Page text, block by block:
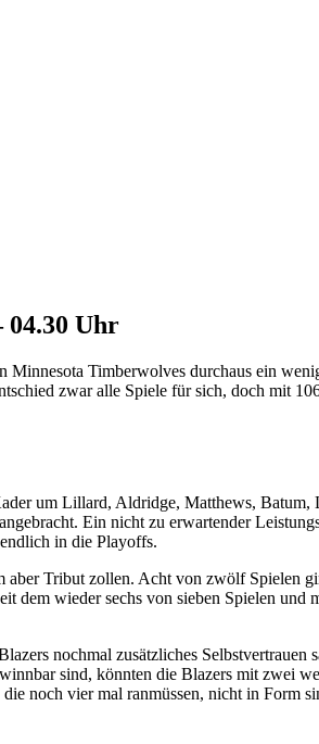
04.30 Uhr
Timberwolves durchaus ein
zwar alle Spiele für sich, doch mit
um Lillard, Aldridge, Matthews, Batum,
Ein nicht zu erwartender
in die Playoffs.
aber Tribut zollen. Acht von zwölf Spielen
dem wieder sechs von sieben Spielen und
nochmal zusätzliches Selbstvertrauen
sind, könnten die Blazers mit zwei
noch vier mal ranmüssen, nicht in Form